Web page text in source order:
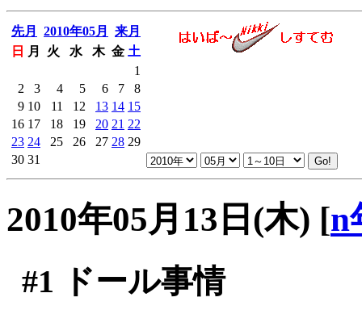
先月 2010年05月
来月
日
月 火 水 木 金 土
1
2
3 4 5 6 7
8
9 10 11 12 13 14 15
16 17 18 19 20 21 22
23 24 25 26 27 28 29
30 31
2010年05月13日(木) [n
#1 ドール事情